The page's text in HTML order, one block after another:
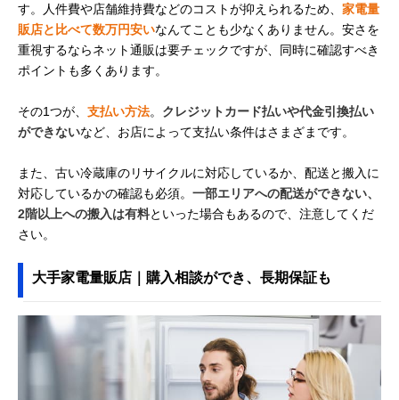
す。人件費や店舗維持費などのコストが抑えられるため、 家電量
販店と比べて数万円安いなんてことも少なくありません。安さを
重視するならネット通販は要チェックですが、同時に確認すべき
ポイントも多くあります。
その1つが、 支払い方法。 クレジットカード払いや代金引換払い
ができないなど、お店によって支払い条件はさまざまです。
また、古い冷蔵庫のリサイクルに対応しているか、配送と搬入に
対応しているかの確認も必須。 一部エリアへの配送ができない、
2階以上への搬入は有料といった場合もあるので、注意してくだ
さい。
大手家電量販店｜購入相談ができ、長期保証も